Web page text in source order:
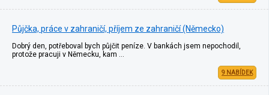
Půjčka, práce v zahraničí, příjem ze zahraničí (Německo)
Dobrý den, potřeboval bych půjčit peníze. V bankách jsem nepochodil,
protože pracuji v Německu, kam …
9 NABÍDEK